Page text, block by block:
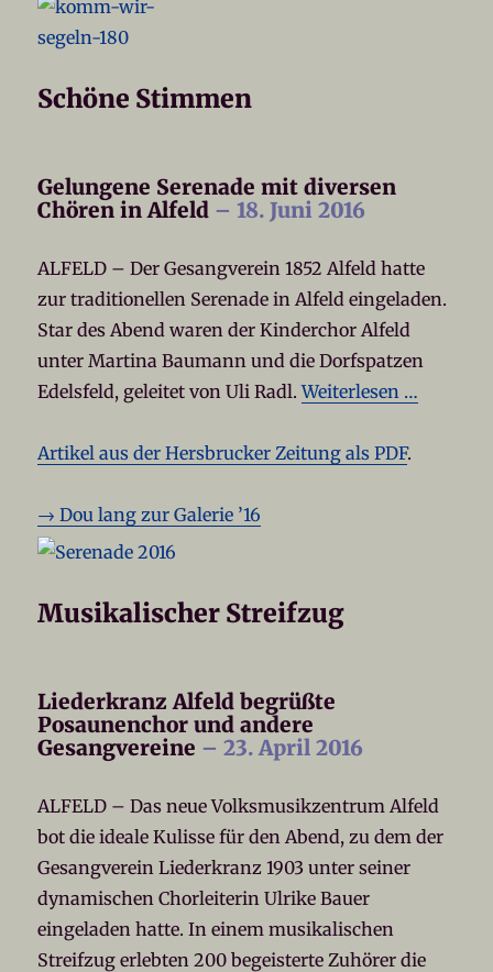
Schöne Stimmen
Gelungene Serenade mit diversen
Chören in Alfeld – 18. Juni 2016
ALFELD – Der Gesangverein 1852 Alfeld hatte
zur traditionellen Serenade in Alfeld eingeladen.
Star des Abend waren der Kinderchor Alfeld
unter Martina Baumann und die Dorfspatzen
Edelsfeld, geleitet von Uli Radl.Weiterlesen …
Artikel aus der Hersbrucker Zeitung als PDF.
→ Dou lang zur Galerie ’16
Musikalischer Streifzug
Liederkranz Alfeld begrüßte
Posaunenchor und andere
Gesangvereine – 23. April 2016
ALFELD – Das neue Volksmusikzentrum Alfeld
bot die ideale Kulisse für den Abend, zu dem der
Gesangverein Liederkranz 1903 unter seiner
dynamischen Chorleiterin Ulrike Bauer
eingeladen hatte. In einem musikalischen
Streifzug erlebten 200 begeisterte Zuhörer die